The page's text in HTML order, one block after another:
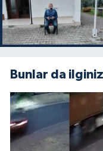
Bunlar da